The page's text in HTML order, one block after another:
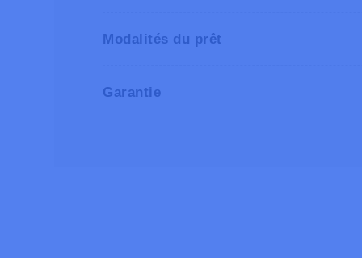
Modalités du prêt
Garantie